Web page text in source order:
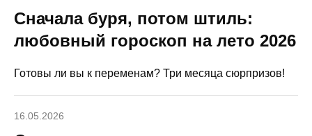
Сначала буря, потом штиль:
любовный гороскоп на лето 2026
Готовы ли вы к переменам? Три месяца сюрпризов!
16.05.2026